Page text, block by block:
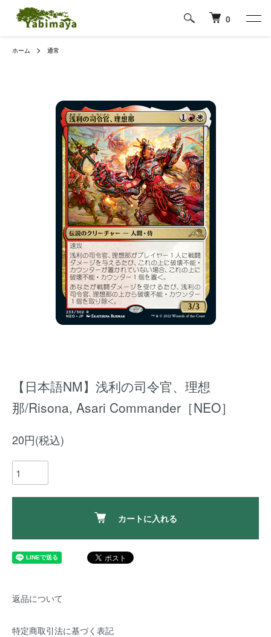
0
ホーム 通常
【日本語NM】浅利の司令官、理想
那/Risona, Asari Commander［NEO］
20円(税込)
カートに入れる
返品について
特定商取引法に基づく表記